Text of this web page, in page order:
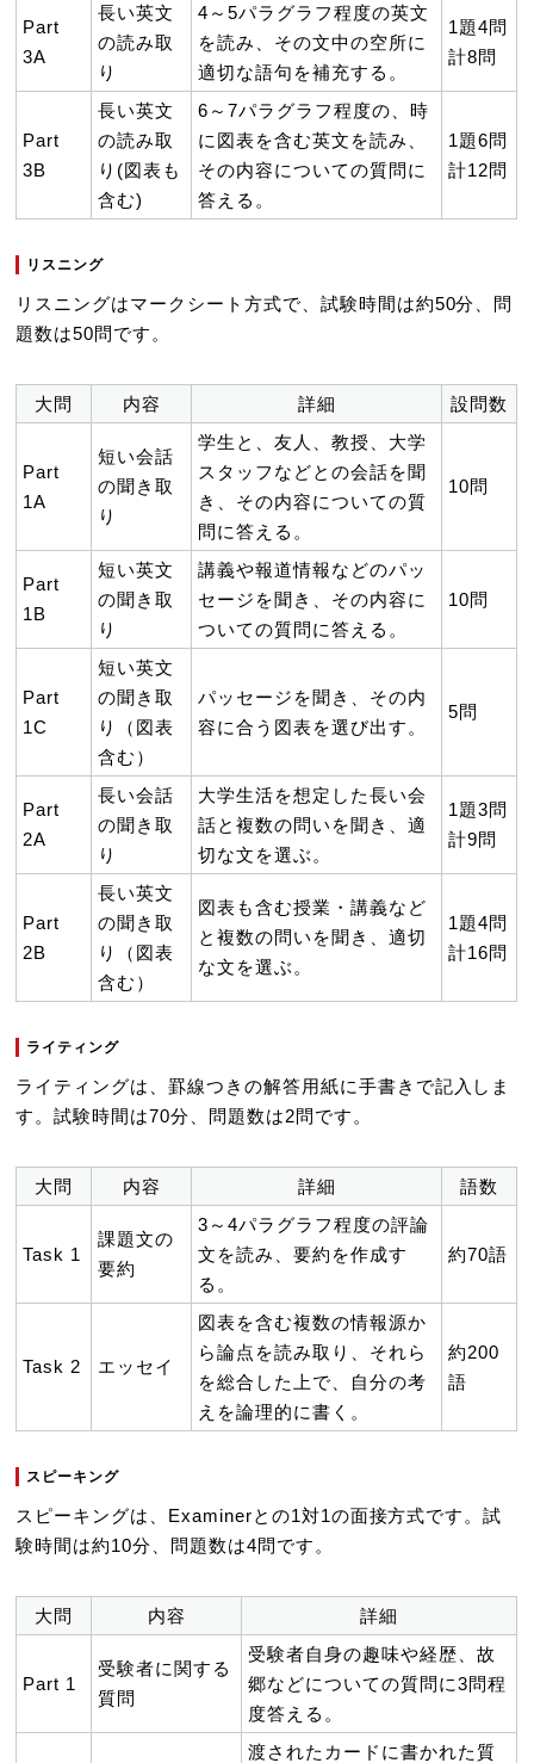
Part
3A
長い英文
の読み取
り
4～5パラグラフ程度の英文
を読み、その文中の空所に
適切な語句を補充する。
1題4問
計8問
Part
3B
長い英文
の読み取
り(図表も
含む)
6～7パラグラフ程度の、時
に図表を含む英文を読み、
その内容についての質問に
答える。
1題6問
計12問
リスニング
リスニングはマークシート方式で、試験時間は約50分、問
題数は50問です。
大問 内容 詳細 設問数
Part
1A
短い会話
の聞き取
り
学生と、友人、教授、大学
スタッフなどとの会話を聞
き、その内容についての質
問に答える。
10問
Part
1B
短い英文
の聞き取
り
講義や報道情報などのパッ
セージを聞き、その内容に
ついての質問に答える。
10問
Part
1C
短い英文
の聞き取
り（図表
含む）
パッセージを聞き、その内
容に合う図表を選び出す。
5問
Part
2A
長い会話
の聞き取
り
大学生活を想定した長い会
話と複数の問いを聞き、適
切な文を選ぶ。
1題3問
計9問
Part
2B
長い英文
の聞き取
り（図表
含む）
図表も含む授業・講義など
と複数の問いを聞き、適切
な文を選ぶ。
1題4問
計16問
ライティング
ライティングは、罫線つきの解答用紙に手書きで記入しま
す。試験時間は70分、問題数は2問です。
大問 内容 詳細 語数
Task 1
課題文の
要約
3～4パラグラフ程度の評論
文を読み、要約を作成す
る。
約70語
Task 2 エッセイ
図表を含む複数の情報源か
ら論点を読み取り、それら
を総合した上で、自分の考
えを論理的に書く。
約200
語
スピーキング
スピーキングは、Examinerとの1対1の面接方式です。試
験時間は約10分、問題数は4問です。
大問 内容 詳細
Part 1
受験者に関する
質問
受験者自身の趣味や経歴、故
郷などについての質問に3問程
度答える。
渡されたカードに書かれた質